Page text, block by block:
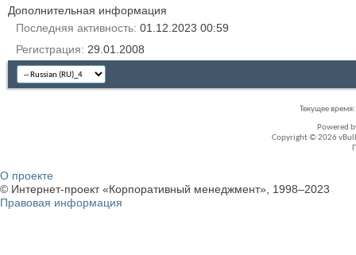
Дополнительная информация
Последняя активность 01.12.2023 00:59
Регистрация
29.01.2008
Текущее время:
Powered
Copyright © 2026
О проекте
© Интернет-проект «Корпоративный менеджмент», 1998–2023
Правовая информация